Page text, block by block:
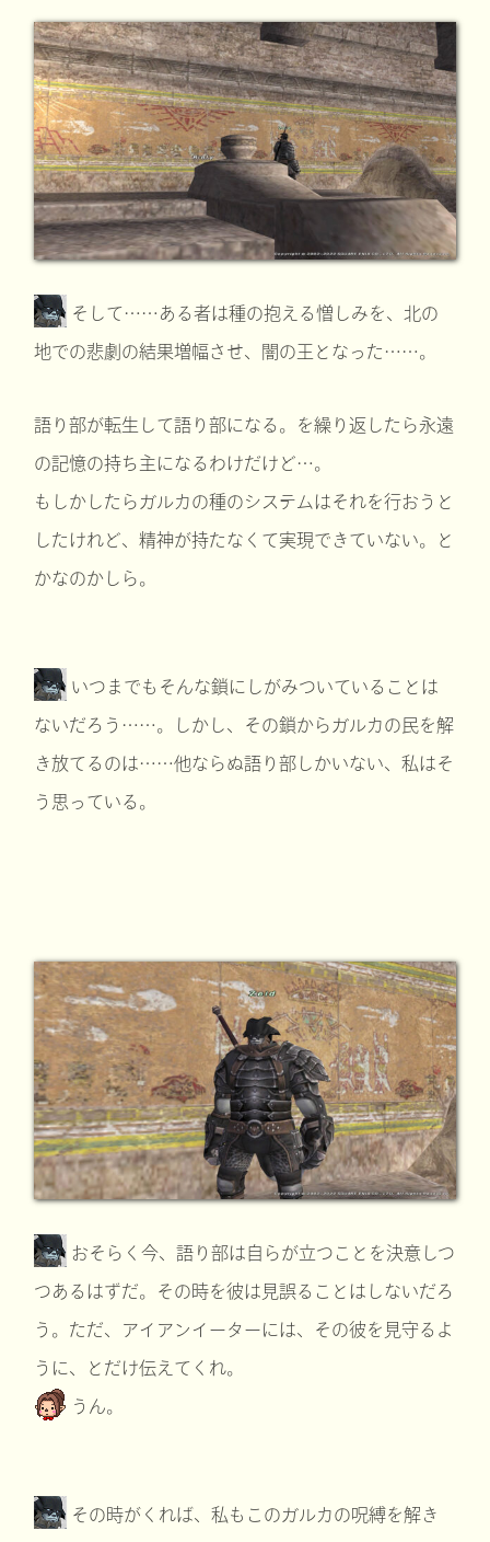
そして……ある者は種の抱える憎しみを、北の
地での悲劇の結果増幅させ、闇の王となった……。
語り部が転生して語り部になる。を繰り返したら永遠
の記憶の持ち主になるわけだけど…。
もしかしたらガルカの種のシステムはそれを行おうと
したけれど、精神が持たなくて実現できていない。と
かなのかしら。
いつまでもそんな鎖にしがみついていることは
ないだろう……。しかし、その鎖からガルカの民を解
き放てるのは……他ならぬ語り部しかいない、私はそ
う思っている。
おそらく今、語り部は自らが立つことを決意しつ
つあるはずだ。その時を彼は見誤ることはしないだろ
う。ただ、アイアンイーターには、その彼を見守るよ
うに、とだけ伝えてくれ。
うん。
その時がくれば、私もこのガルカの呪縛を解き